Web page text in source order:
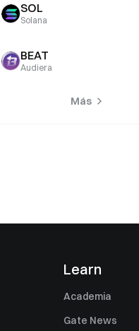
SOL
Solana
BEAT
Audiera
Más
Learn
Academia
Gate News